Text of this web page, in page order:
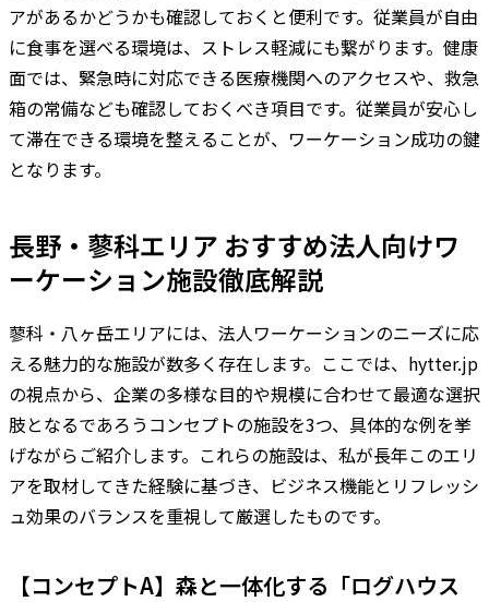
アがあるかどうかも確認しておくと便利です。従業員が自由
に食事を選べる環境は、ストレス軽減にも繋がります。健康
面では、緊急時に対応できる医療機関へのアクセスや、救急
箱の常備なども確認しておくべき項目です。従業員が安心し
て滞在できる環境を整えることが、ワーケーション成功の鍵
となります。
長野・蓼科エリア おすすめ法人向けワ
ーケーション施設徹底解説
蓼科・八ヶ岳エリアには、法人ワーケーションのニーズに応
える魅力的な施設が数多く存在します。ここでは、hytter.jp
の視点から、企業の多様な目的や規模に合わせて最適な選択
肢となるであろうコンセプトの施設を3つ、具体的な例を挙
げながらご紹介します。これらの施設は、私が長年このエリ
アを取材してきた経験に基づき、ビジネス機能とリフレッシ
ュ効果のバランスを重視して厳選したものです。
【コンセプトA】森と一体化する「ログハウス